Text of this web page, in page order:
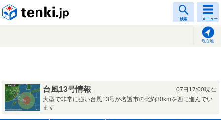
検索 メニュー
現在地
台風13号情報
07日17:00現在
大型で非常に強い台風13号が名護市の北約30kmを西に進んでい
ます